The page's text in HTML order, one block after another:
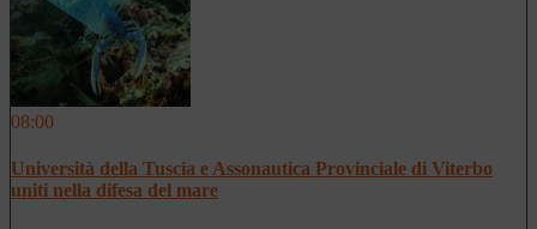
08:00
Università della Tuscia e Assonautica Provinciale di Viterbo
uniti nella difesa del mare